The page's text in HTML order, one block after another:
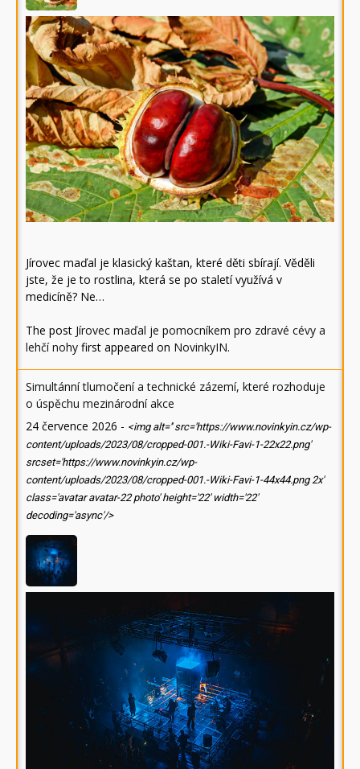
Jírovec maďal je klasický kaštan, které děti sbírají. Věděli
jste, že je to rostlina, která se po staletí využívá v
medicíně? Ne…
The post Jírovec maďal je pomocníkem pro zdravé cévy a
lehčí nohy first appeared on NovinkyIN.
Simultánní tlumočení a technické zázemí, které rozhoduje
o úspěchu mezinárodní akce
24 července 2026 - <img alt='' src='https://www.novinkyin.cz/wp-
content/uploads/2023/08/cropped-001.-Wiki-Favi-1-22x22.png'
srcset='https://www.novinkyin.cz/wp-
content/uploads/2023/08/cropped-001.-Wiki-Favi-1-44x44.png 2x'
class='avatar avatar-22 photo' height='22' width='22'
decoding='async'/>